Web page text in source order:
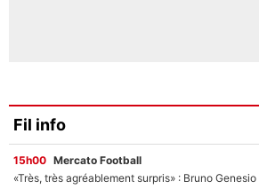
Fil info
15h00 Mercato Football